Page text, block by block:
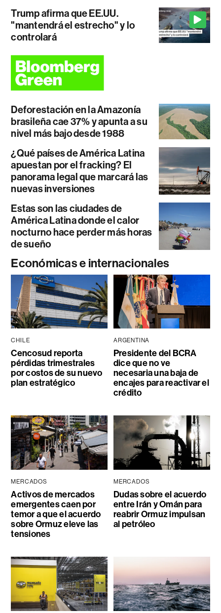
Trump afirma que EE.UU.
"mantendrá el estrecho" y lo
controlará
Deforestación en la Amazonía
brasileña cae 37% y apunta a su
nivel más bajo desde 1988
¿Qué países de América Latina
apuestan por el fracking? El
panorama legal que marcará las
nuevas inversiones
Estas son las ciudades de
América Latina donde el calor
nocturno hace perder más horas
de sueño
Económicas e internacionales
CHILE
Cencosud reporta
pérdidas trimestrales
por costos de su nuevo
plan estratégico
ARGENTINA
Presidente del BCRA
dice que no ve
necesaria una baja de
encajes para reactivar el
crédito
MERCADOS
Activos de mercados
emergentes caen por
temor a que el acuerdo
sobre Ormuz eleve las
tensiones
MERCADOS
Dudas sobre el acuerdo
entre Irán y Omán para
reabrir Ormuz impulsan
al petróleo